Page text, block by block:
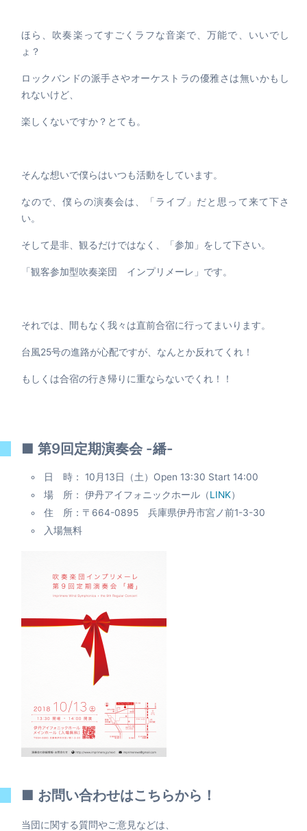
ほら、吹奏楽ってすごくラフな音楽で、万能で、いいでし
ょ？
ロックバンドの派手さやオーケストラの優雅さは無いかもし
れないけど、
楽しくないですか？とても。
そんな想いで僕らはいつも活動をしています。
なので、僕らの演奏会は、「ライブ」だと思って来て下さ
い。
そして是非、観るだけではなく、「参加」をして下さい。
「観客参加型吹奏楽団 インプリメーレ」です。
それでは、間もなく我々は直前合宿に行ってまいります。
台風25号の進路が心配ですが、なんとか反れてくれ！
もしくは合宿の行き帰りに重ならないでくれ！！
■ 第9回定期演奏会 -繙-
日 時： 10月13日（土）Open 13:30 Start 14:00
場 所： 伊丹アイフォニックホール（LINK）
住 所：〒664-0895 兵庫県伊丹市宮ノ前1-3-30
入場無料
■ お問い合わせはこちらから！
当団に関する質問やご意見などは、